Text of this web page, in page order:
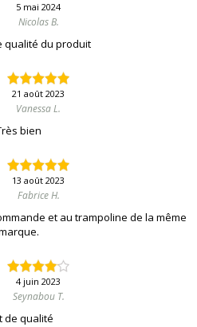
5 mai 2024
Nicolas B.
qualité du produit
21 août 2023
Vanessa L.
bien
13 août 2023
Fabrice H.
et au trampoline de la même
4 juin 2023
Seynabou T.
de qualité